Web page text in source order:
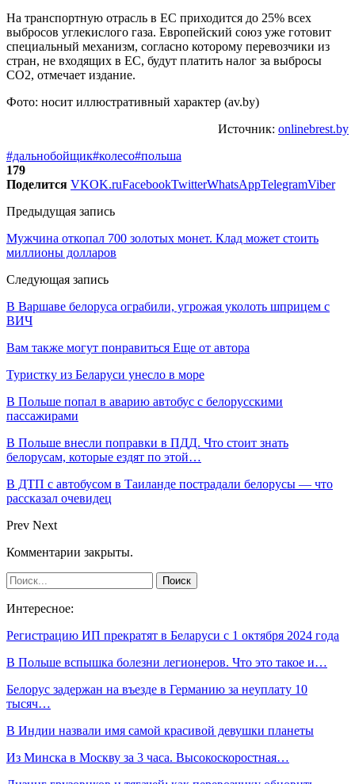
На транспортную отрасль в ЕС приходится до 25% всех
выбросов углекислого газа. Европейский союз уже готовит
специальный механизм, согласно которому перевозчики из
стран, не входящих в ЕС, будут платить налог за выбросы
CO2, отмечает издание.
Фото: носит иллюстративный характер (av.by)
Источник: onlinebrest.by
#дальнобойщик#колесо#польша
179
Поделится VKOK.ruFacebookTwitterWhatsAppTelegramViber
Предыдущая запись
Мужчина откопал 700 золотых монет. Клад может стоить
миллионы долларов
Следующая запись
В Варшаве белоруса ограбили, угрожая уколоть шприцем с
ВИЧ
Вам также могут понравиться Еще от автора
Туристку из Беларуси унесло в море
В Польше попал в аварию автобус с белорусскими
пассажирами
В Польше внесли поправки в ПДД. Что стоит знать
белорусам, которые ездят по этой…
В ДТП с автобусом в Таиланде пострадали белорусы — что
рассказал очевидец
Prev Next
Комментарии закрыты.
Интересное:
Регистрацию ИП прекратят в Беларуси с 1 октября 2024 года
В Польше вспышка болезни легионеров. Что это такое и…
Белорус задержан на въезде в Германию за неуплату 10
тысяч…
В Индии назвали имя самой красивой девушки планеты
Из Минска в Москву за 3 часа. Высокоскоростная…